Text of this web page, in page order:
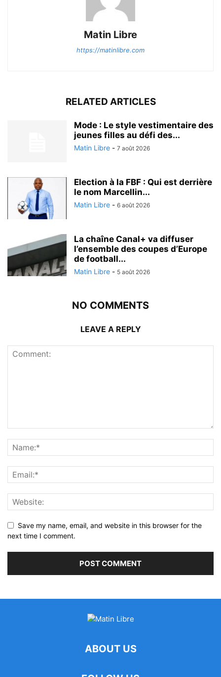
Matin Libre
https://matinlibre.com
RELATED ARTICLES
Mode : Le style vestimentaire des
jeunes filles au défi des...
Matin Libre - 7 août 2026
Election à la FBF : Qui est derrière
le nom Marcellin...
Matin Libre - 6 août 2026
La chaîne Canal+ va diffuser
l’ensemble des coupes d’Europe
de football...
Matin Libre - 5 août 2026
NO COMMENTS
LEAVE A REPLY
Save my name, email, and website in this browser for the
next time I comment.
ABOUT US